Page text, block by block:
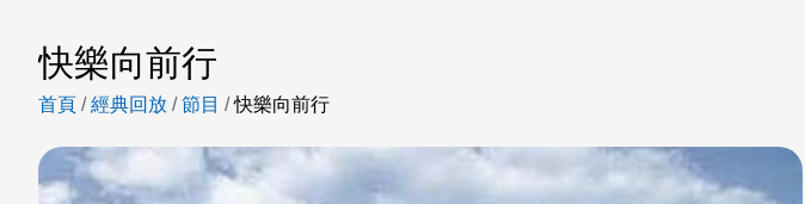
快樂向前行
首頁 /經典回放 /節目 /快樂向前行